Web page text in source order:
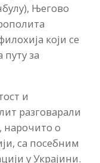
Његово
који се
за
и
разговарали
нарочито о
са посебним
у Украјини.